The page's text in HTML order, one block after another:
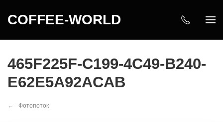
COFFEE-WORLD
465F225F-C199-4C49-B240-
E62E5A92ACAB
Фотопоток